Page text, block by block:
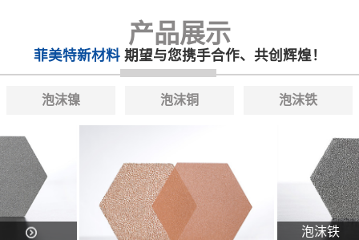
产品展示
菲美特新材料 期望与您携手合作、共创辉煌！
泡沫镍 泡沫铜 泡沫铁
泡沫铁